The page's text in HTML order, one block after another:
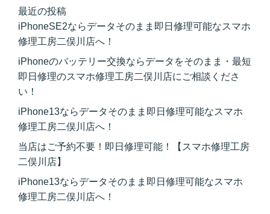
最近の投稿
iPhoneSE2ならデータそのまま即日修理可能なスマホ
修理工房二俣川店へ！
iPhoneのバッテリー交換ならデータをそのまま・最短
即日修理のスマホ修理工房二俣川店にご相談くださ
い！
iPhone13ならデータそのまま即日修理可能なスマホ
修理工房二俣川店へ！
当店はご予約不要！即日修理可能！【スマホ修理工房
二俣川店】
iPhone13ならデータそのまま即日修理可能なスマホ
修理工房二俣川店へ！